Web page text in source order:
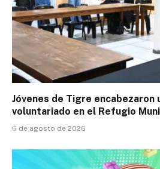
Jóvenes de Tigre encabezaron
voluntariado en el Refugio
6 de agosto de 2026